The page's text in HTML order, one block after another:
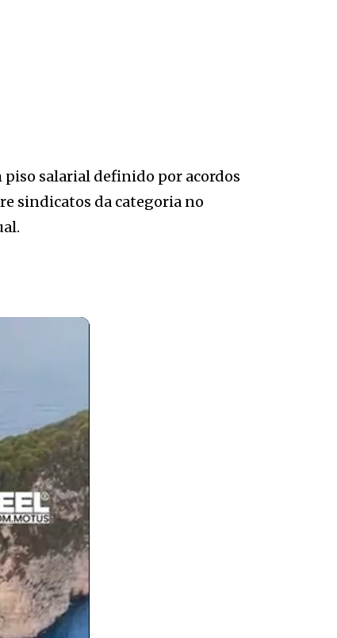
piso salarial definido por acordos
sindicatos da categoria no